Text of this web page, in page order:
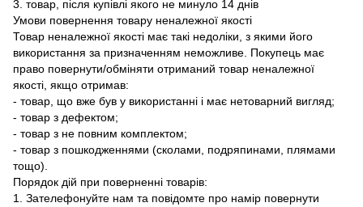
3. товар, після купівлі якого не минуло 14 днів
Умови повернення товару неналежної якості
Товар неналежної якості має такі недоліки, з якими його
використання за призначенням неможливе. Покупець має
право повернути/обміняти отриманий товар неналежної
якості, якщо отримав:
- товар, що вже був у використанні і має нетоварний вигляд;
- товар з дефектом;
- товар з не повним комплектом;
- товар з пошкодженнями (сколами, подряпинами, плямами
тощо).
Порядок дій при поверненні товарів:
1. Зателефонуйте нам та повідомте про намір повернути